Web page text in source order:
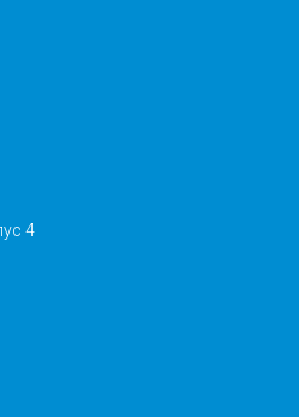
4